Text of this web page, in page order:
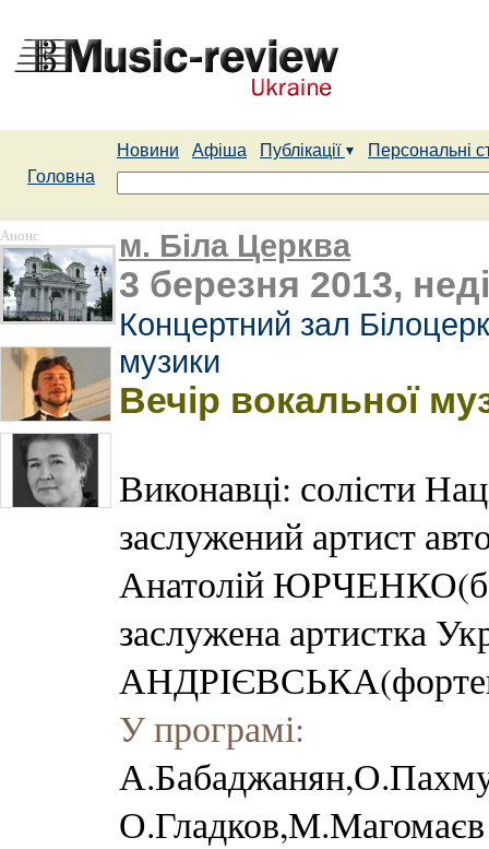
Новини Афіша Публікації
Персональні
Головна
Анонс м. Біла Церква
3 березня 2013,
Концертний зал
музики
Вечір вокальної
Виконавці: солісти
заслужений артист
Анатолій
заслужена артистка
У програмі:
О.Гладков,М.Магомаєв